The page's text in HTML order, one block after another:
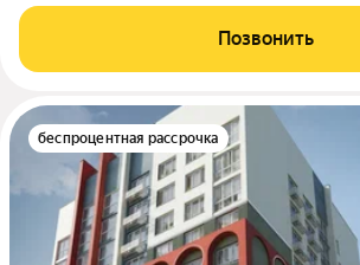
Позвонить
беспроцентная рассрочка